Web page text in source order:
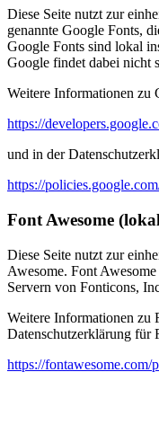
Diese Seite nutzt zur
genannte Google Fonts,
Google Fonts sind lokal
Google findet dabei nicht
Weitere Informationen zu
https://
und in der
https://
Font Awesome
Diese Seite nutzt zur
Awesome. Font
Servern von Fonticons,
Weitere Informationen zu
Datenschutzerklärung für
https://fontawesome.com/